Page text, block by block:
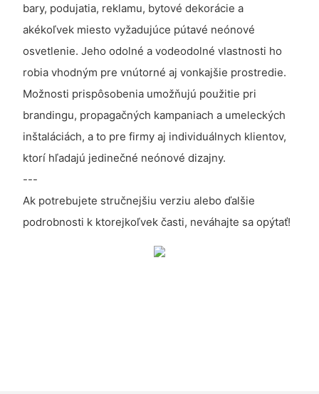
bary, podujatia, reklamu, bytové dekorácie a
akékoľvek miesto vyžadujúce pútavé neónové
osvetlenie. Jeho odolné a vodeodolné vlastnosti ho
robia vhodným pre vnútorné aj vonkajšie prostredie.
Možnosti prispôsobenia umožňujú použitie pri
brandingu, propagačných kampaniach a umeleckých
inštaláciách, a to pre firmy aj individuálnych klientov,
ktorí hľadajú jedinečné neónové dizajny.
---
Ak potrebujete stručnejšiu verziu alebo ďalšie
podrobnosti k ktorejkoľvek časti, neváhajte sa opýtať!